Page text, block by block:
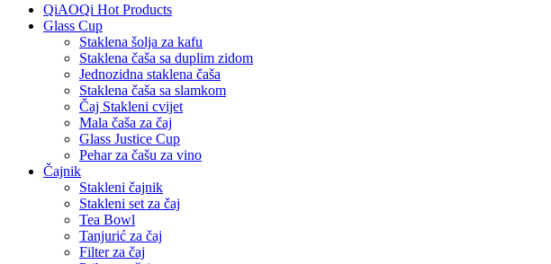
QiAOQi Hot Products
Glass Cup
Staklena šolja za kafu
Staklena čaša sa duplim zidom
Jednozidna staklena čaša
Staklena čaša sa slamkom
Čaj Stakleni cvijet
Mala čaša za čaj
Glass Justice Cup
Pehar za čašu za vino
Čajnik
Stakleni čajnik
Stakleni set za čaj
Tea Bowl
Tanjurić za čaj
Filter za čaj